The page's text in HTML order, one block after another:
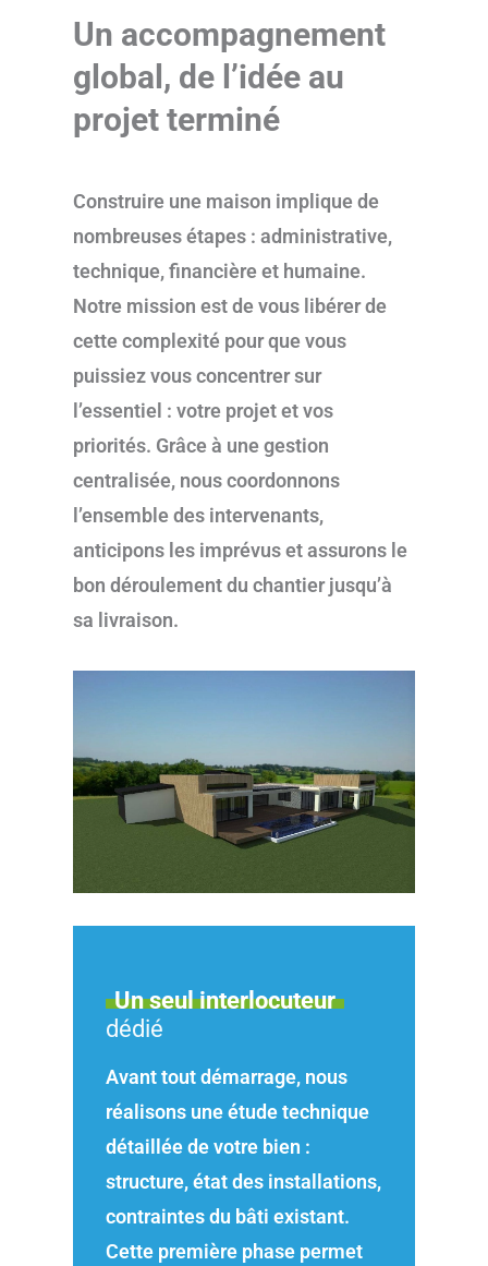
Un accompagnement
global, de l’idée au
projet terminé
Construire une maison implique de
nombreuses étapes : administrative,
technique, financière et humaine.
Notre mission est de vous libérer de
cette complexité pour que vous
puissiez vous concentrer sur
l’essentiel : votre projet et vos
priorités. Grâce à une gestion
centralisée, nous coordonnons
l’ensemble des intervenants,
anticipons les imprévus et assurons le
bon déroulement du chantier jusqu’à
sa livraison.
Un seul interlocuteur
dédié
Avant tout démarrage, nous
réalisons une étude technique
détaillée de votre bien :
structure, état des installations,
contraintes du bâti existant.
Cette première phase permet